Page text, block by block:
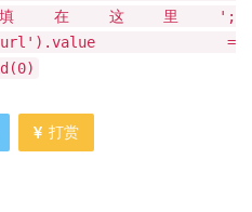
在这里';
=
打赏